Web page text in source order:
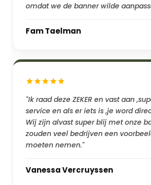
omdat we de banner wilde
Fam Taelman
"Ik raad deze ZEKER en vast aan
service en als er iets is ,je word
Wij zijn alvast super blij met onze
zouden veel bedrijven een
moeten nemen."
Vanessa Vercruyssen